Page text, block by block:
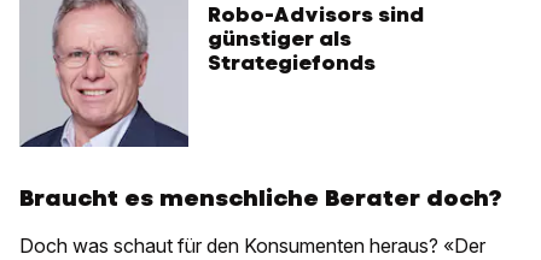
Robo-Advisors sind
günstiger als
Strategiefonds
Braucht es menschliche Berater doch?
Doch was schaut für den Konsumenten heraus? «Der